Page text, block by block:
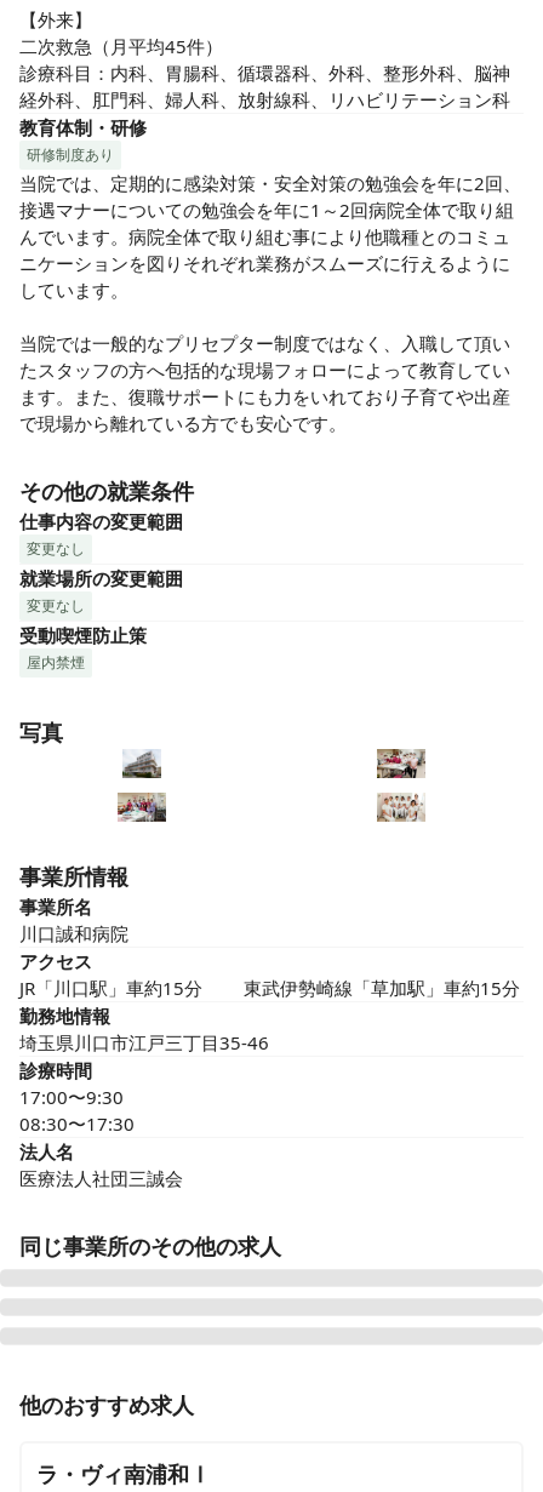
【外来】
二次救急（月平均45件）
診療科目：内科、胃腸科、循環器科、外科、整形外科、脳神
経外科、肛門科、婦人科、放射線科、リハビリテーション科
教育体制・研修
研修制度あり
当院では、定期的に感染対策・安全対策の勉強会を年に2回、
接遇マナーについての勉強会を年に1～2回病院全体で取り組
んでいます。病院全体で取り組む事により他職種とのコミュ
ニケーションを図りそれぞれ業務がスムーズに行えるように
しています。
当院では一般的なプリセプター制度ではなく、入職して頂い
たスタッフの方へ包括的な現場フォローによって教育してい
ます。また、復職サポートにも力をいれており子育てや出産
で現場から離れている方でも安心です。
その他の就業条件
仕事内容の変更範囲
変更なし
就業場所の変更範囲
変更なし
受動喫煙防止策
屋内禁煙
写真
事業所情報
事業所名
川口誠和病院
アクセス
JR「川口駅」車約15分 　　東武伊勢崎線「草加駅」車約15分
勤務地情報
埼玉県川口市江戸三丁目35-46
診療時間
17:00〜9:30
08:30〜17:30
法人名
医療法人社団三誠会
同じ事業所のその他の求人
正看護師 パート・アルバイト
非常勤募集《ケアミックス病院》急性期から慢性期、病
他のおすすめ求人
ラ・ヴィ南浦和Ⅰ